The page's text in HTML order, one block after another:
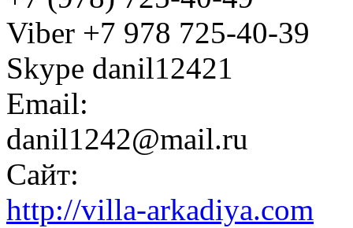
Viber +7 978 725-40-39
Skype danil12421
Email:
danil1242@mail.ru
Сайт:
http://villa-arkadiya.com